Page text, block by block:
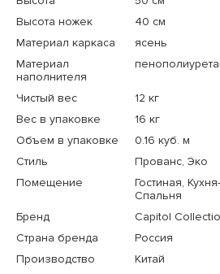
Высота ножек
40 см
Материал каркаса
ясень
Материал
наполнителя
Чистый вес
12 кг
Вес в упаковке
16 кг
Объем в упаковке
0.16 куб. м
Стиль
Прованс, Эко
Помещение
Гостиная,
Спальня
Бренд
Capitol
Страна бренда
Россия
Производство
Китай